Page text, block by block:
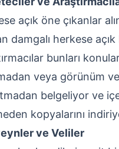
açık öne çıkanlar
damgalı herkese açık
bunları
veya görünüm
belgeliyor ve
kopyalarını
ve Veliler